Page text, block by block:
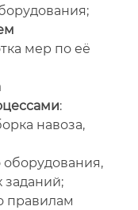
мер по её
:
навоза,
оборудования,
заданий;
правилам